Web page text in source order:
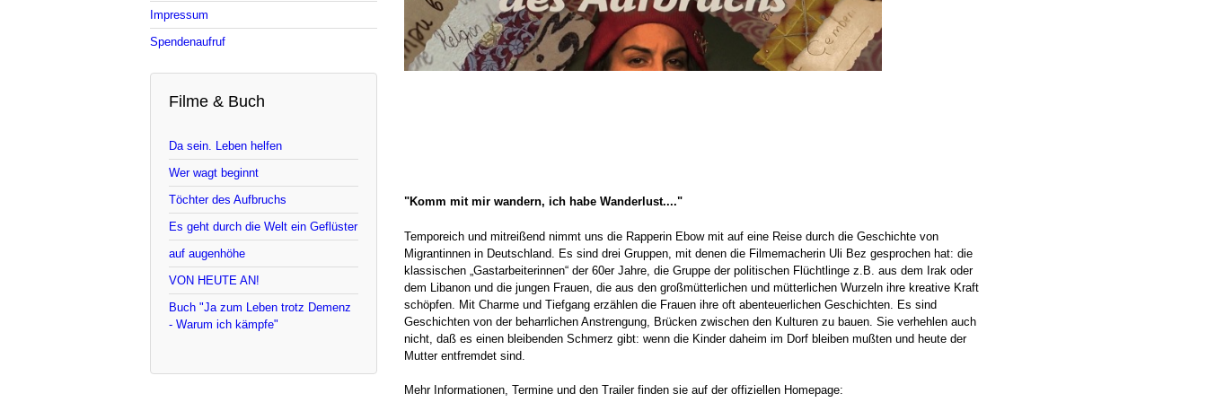
Impressum
Spendenaufruf
Filme & Buch
Da sein. Leben helfen
Wer wagt beginnt
Töchter des Aufbruchs
Es geht durch die Welt ein Geflüster
auf augenhöhe
VON HEUTE AN!
Buch "Ja zum Leben trotz Demenz
- Warum ich kämpfe"
"Komm mit mir wandern, ich habe Wanderlust...."
Temporeich und mitreißend nimmt uns die Rapperin Ebow mit auf eine Reise durch die Geschichte von
Migrantinnen in Deutschland. Es sind drei Gruppen, mit denen die Filmemacherin Uli Bez gesprochen hat: die
klassischen „Gastarbeiterinnen“ der 60er Jahre, die Gruppe der politischen Flüchtlinge z.B. aus dem Irak oder
dem Libanon und die jungen Frauen, die aus den großmütterlichen und mütterlichen Wurzeln ihre kreative Kraft
schöpfen. Mit Charme und Tiefgang erzählen die Frauen ihre oft abenteuerlichen Geschichten. Es sind
Geschichten von der beharrlichen Anstrengung, Brücken zwischen den Kulturen zu bauen. Sie verhehlen auch
nicht, daß es einen bleibenden Schmerz gibt: wenn die Kinder daheim im Dorf bleiben mußten und heute der
Mutter entfremdet sind.
Mehr Informationen, Termine und den Trailer finden sie auf der offiziellen Homepage: